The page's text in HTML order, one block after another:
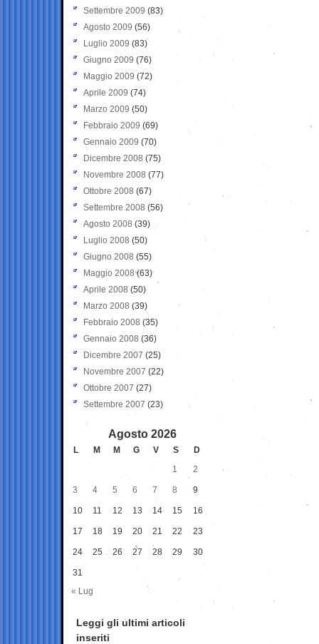
Settembre 2009 (83)
Agosto 2009 (56)
Luglio 2009 (83)
Giugno 2009 (76)
Maggio 2009 (72)
Aprile 2009 (74)
Marzo 2009 (50)
Febbraio 2009 (69)
Gennaio 2009 (70)
Dicembre 2008 (75)
Novembre 2008 (77)
Ottobre 2008 (67)
Settembre 2008 (56)
Agosto 2008 (39)
Luglio 2008 (50)
Giugno 2008 (55)
Maggio 2008(63)
Aprile 2008 (50)
Marzo 2008 (39)
Febbraio 2008 (35)
Gennaio 2008 (36)
Dicembre 2007 (25)
Novembre 2007 (22)
Ottobre 2007 (27)
Settembre 2007 (23)
Agosto 2026
L M M G V S
D
1
2
3 4 5 6 7 8 9
10 11 12 13 14 15 16
17 18 19 20 21 22 23
24 25 26 27 28 29 30
31
« Lug
Leggi gli ultimi articoli
inseriti